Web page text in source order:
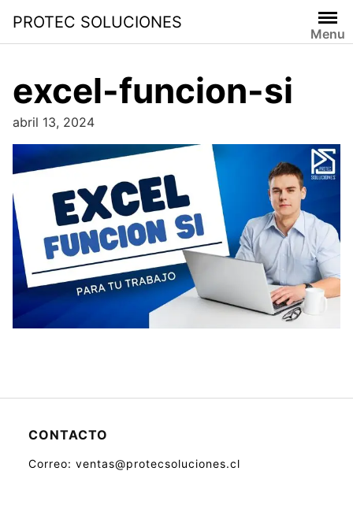
PROTEC SOLUCIONES
Menu
excel-funcion-si
abril 13, 2024
CONTACTO
Correo: ventas@protecsoluciones.cl